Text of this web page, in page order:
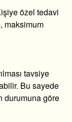
özel tedavi
maksimum
tavsiye
Bu sayede
durumuna göre